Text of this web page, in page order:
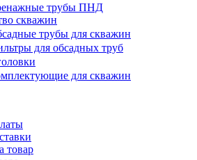
трубы ПНД
скважин
трубы для скважин
для обсадных труб
для скважин
товар